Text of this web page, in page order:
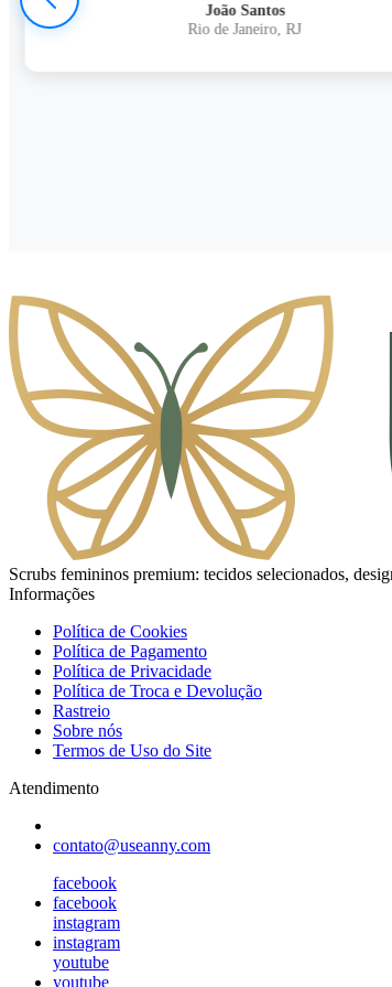
João Santos
Rio de Janeiro, RJ
Scrubs femininos premium: tecidos selecionados,
Informações
Política de Cookies
Política de Pagamento
Política de Privacidade
Política de Troca e Devolução
Rastreio
Sobre nós
Termos de Uso do Site
Atendimento
contato@useanny.com
facebook
facebook
instagram
instagram
youtube
youtube